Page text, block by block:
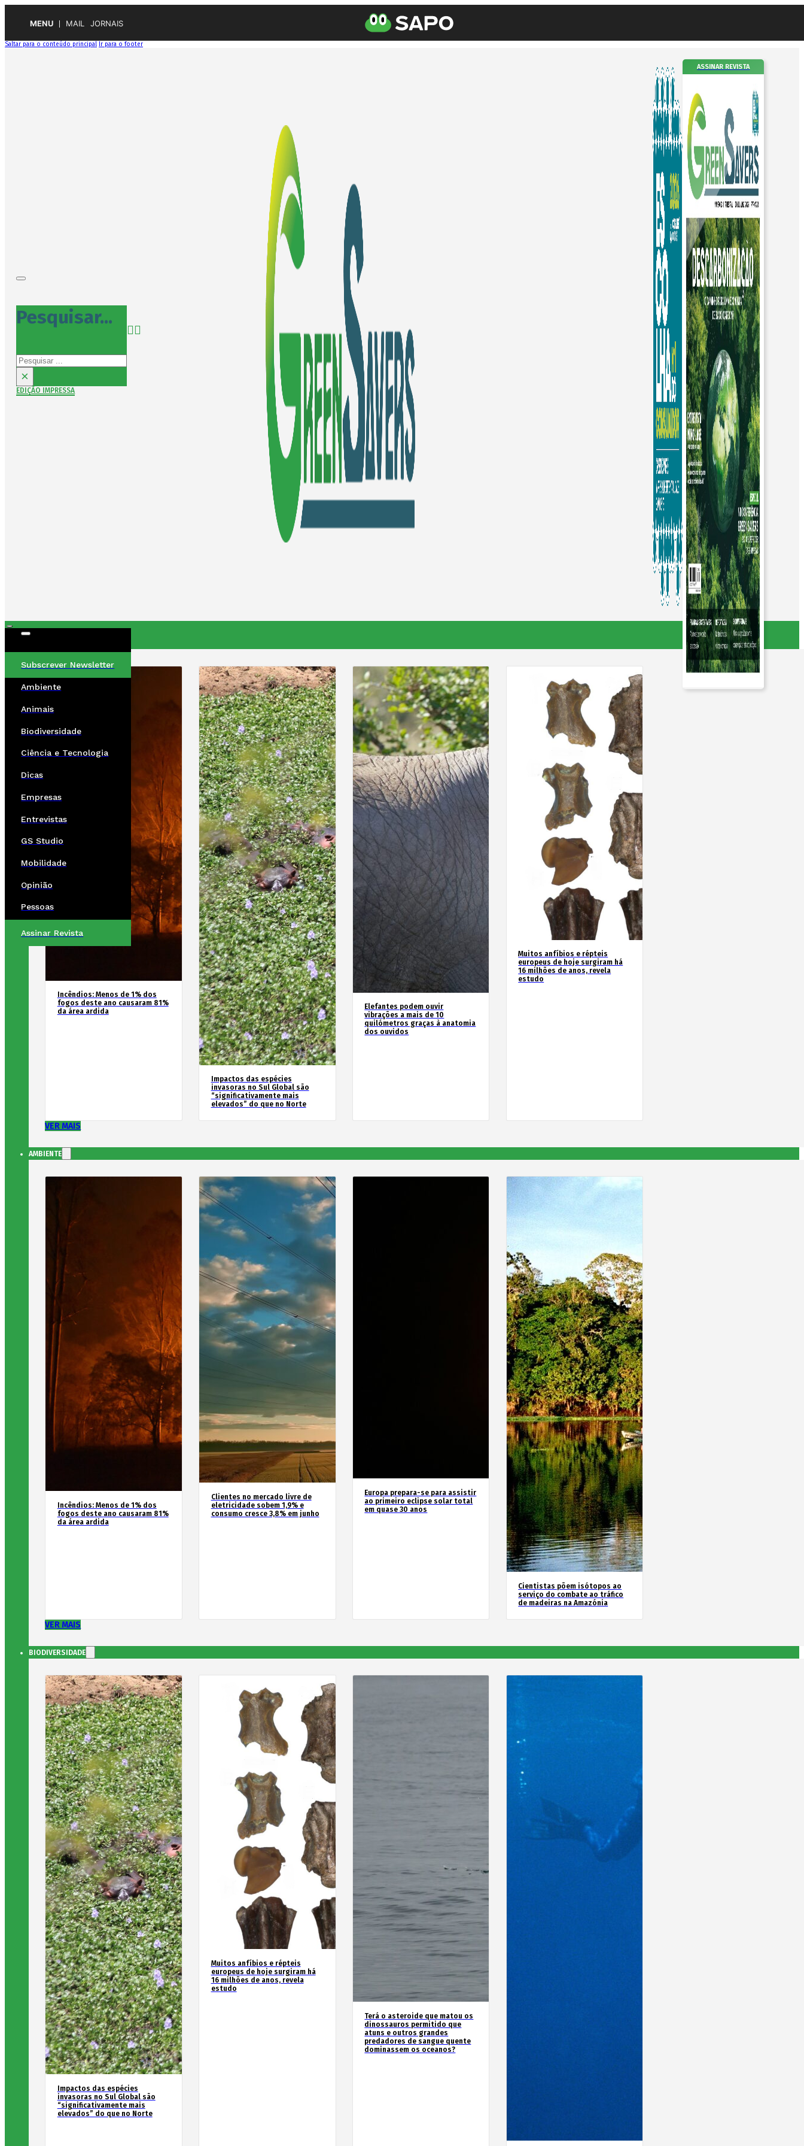
MENU MAIL JORNAIS
Saltar para o conteúdo principal Ir para o footer
Pesquisar...
Pesquisar
×
EDIÇÃO IMPRESSA
ASSINAR REVISTA
Subscrever Newsletter
Ambiente
Animais
Biodiversidade
Ciência e Tecnologia
Dicas
Empresas
Entrevistas
GS Studio
Mobilidade
Opinião
Pessoas
Assinar Revista
Incêndios: Menos de 1% dos
fogos deste ano causaram 81%
da área ardida
Impactos das espécies
invasoras no Sul Global são
“significativamente mais
elevados” do que no Norte
Elefantes podem ouvir
vibrações a mais de 10
quilómetros graças à anatomia
dos ouvidos
Muitos anfíbios e répteis
europeus de hoje surgiram há
16 milhões de anos, revela
estudo
VER MAIS
AMBIENTE
Incêndios: Menos de 1% dos
fogos deste ano causaram 81%
da área ardida
Clientes no mercado livre de
eletricidade sobem 1,9% e
consumo cresce 3,8% em junho
Europa prepara-se para assistir
ao primeiro eclipse solar total
em quase 30 anos
Cientistas põem isótopos ao
serviço do combate ao tráfico
de madeiras na Amazónia
VER MAIS
BIODIVERSIDADE
Impactos das espécies
invasoras no Sul Global são
“significativamente mais
elevados” do que no Norte
Muitos anfíbios e répteis
europeus de hoje surgiram há
16 milhões de anos, revela
estudo
Terá o asteroide que matou os
dinossauros permitido que
atuns e outros grandes
predadores de sangue quente
dominassem os oceanos?